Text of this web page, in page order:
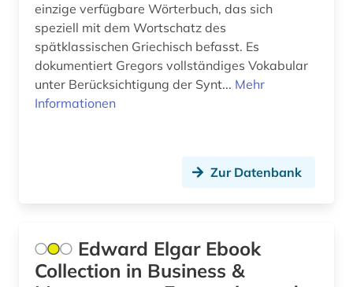
alexandr s. (1)
alf laila wa-laila (2)
alighieri (3)
alkoholismus (1)
einzige verfügbare Wörterbuch, das sich
speziell mit dem Wortschatz des
spätklassischen Griechisch befasst. Es
dokumentiert Gregors vollständiges Vokabular
unter Berücksichtigung der Synt... Mehr
Informationen
Zur Datenbank
Edward Elgar Ebook
Collection in Business &